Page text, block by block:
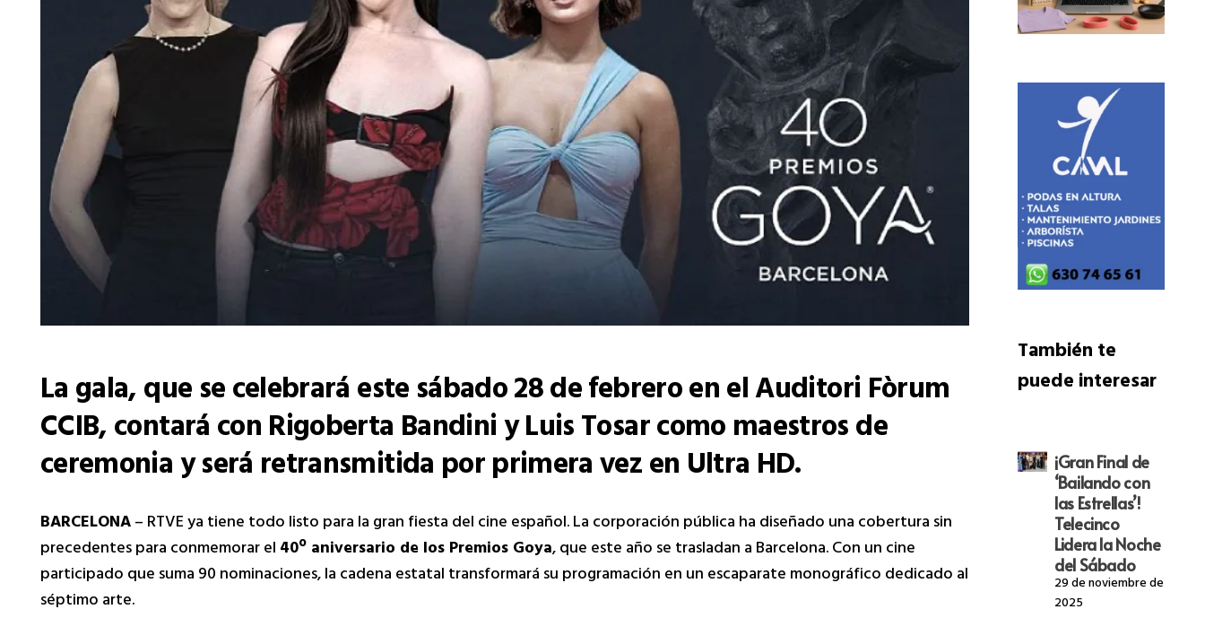
La gala, que se celebrará este sábado 28 de febrero en el Auditori Fòrum
CCIB, contará con Rigoberta Bandini y Luis Tosar como maestros de
ceremonia y será retransmitida por primera vez en Ultra HD.
BARCELONA– RTVE ya tiene todo listo para la gran fiesta del cine español. La corporación pública ha diseñado una cobertura sin
precedentes para conmemorar el40º aniversario de los Premios Goya, que este año se trasladan a Barcelona. Con un cine
participado que suma 90 nominaciones, la cadena estatal transformará su programación en un escaparate monográfico dedicado al
séptimo arte.
También te
puede interesar
¡Gran Final de
‘Bailando con
las Estrellas’!
Telecinco
Lidera la Noche
del Sábado
29 de noviembre de
2025